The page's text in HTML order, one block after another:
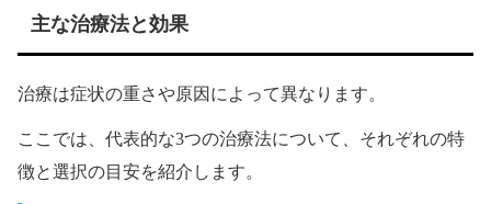
主な治療法と効果
治療は症状の重さや原因によって異なります。
ここでは、代表的な3つの治療法について、それぞれの特
徴と選択の目安を紹介します。